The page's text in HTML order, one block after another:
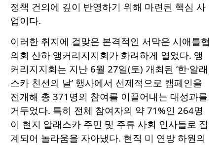
정책 건의에 깊이 반영하기 위해 마련된 핵심 사
업이다.
이러한 취지에 걸맞은 본격적인 서막은 시애틀협
의회 산하 앵커리지지회가 화려하게 열었다. 앵
커리지지회는 지난 6월 27일(토) 개최된 ‘한·알래
스카 친선의 날’ 행사에서 선제적으로 캠페인을
전개해 총 371명의 참여를 이끌어내는 대성과를
거두었다. 특히 전체 참여자의 약 71%인 264명
이 현지 알래스카 주민 및 주류 사회 인사들로 집
계되어 놀라움을 자아냈다. 현직 미 연방 하원의